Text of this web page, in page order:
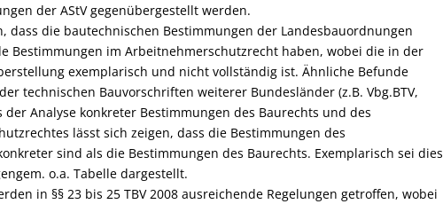
der AStV gegenübergestellt werden.
dass die bautechnischen Bestimmungen der Landesbauordnungen
Bestimmungen im Arbeitnehmerschutzrecht haben, wobei die in der
exemplarisch und nicht vollständig ist. Ähnliche Befunde
technischen Bauvorschriften weiterer Bundesländer (z.B. Vbg.BTV,
der Analyse konkreter Bestimmungen des Baurechts und des
lässt sich zeigen, dass die Bestimmungen des
sind als die Bestimmungen des Baurechts. Exemplarisch sei dies
o.a. Tabelle dargestellt.
in §§ 23 bis 25 TBV 2008 ausreichende Regelungen getroffen, wobei